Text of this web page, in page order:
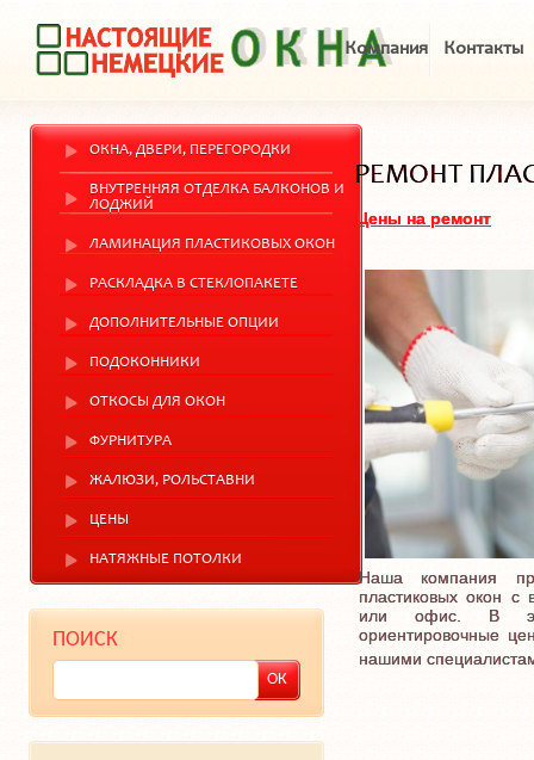
Компания Контакты
ОКНА, ДВЕРИ, ПЕРЕГОРОДКИ
ВНУТРЕННЯЯ ОТДЕЛКА БАЛКОНОВ И
ЛОДЖИЙ
ЛАМИНАЦИЯ ПЛАСТИКОВЫХ ОКОН
РАСКЛАДКА В СТЕКЛОПАКЕТЕ
ДОПОЛНИТЕЛЬНЫЕ ОПЦИИ
ПОДОКОННИКИ
ОТКОСЫ ДЛЯ ОКОН
ФУРНИТУРА
ЖАЛЮЗИ, РОЛЬСТАВНИ
ЦЕНЫ
НАТЯЖНЫЕ ПОТОЛКИ
ПОИСК
РЕМОНТ
Цены на ремонт
Наша компания
пластиковых окон
или офис. В
ориентировочные
нашими